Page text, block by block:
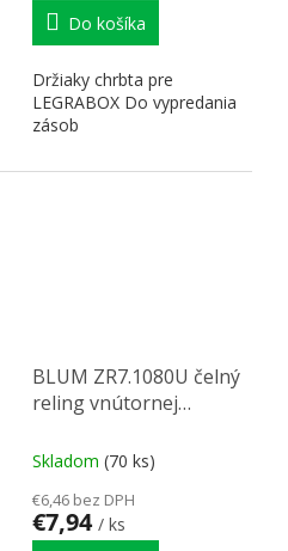
Do košíka
Držiaky chrbta pre
LEGRABOX Do vypredania
zásob
BLUM ZR7.1080U čelný
reling vnútornej
karbon čierna CS-M
Skladom (70 ks)
€6,46 bez DPH
€7,94 / ks